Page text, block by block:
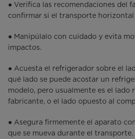
● Verifica las recomendaciones del
confirmar si el transporte
● Manipúlalo con cuidado y evita
impactos.
● Acuesta el refrigerador sobre el
qué lado se puede acostar un
modelo, pero usualmente es el lado
fabricante, o el lado opuesto al
● Asegura firmemente el aparato
que se mueva durante el transporte.